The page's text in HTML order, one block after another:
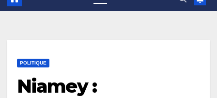
POLITIQUE
Niamey :